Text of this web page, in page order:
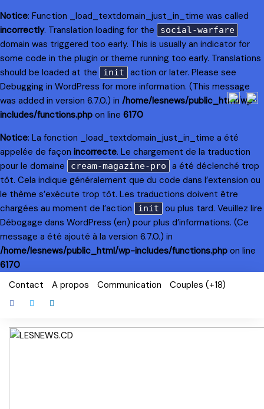
Notice: Function _load_textdomain_just_in_time was called
incorrectly. Translation loading for the social-warfare
domain was triggered too early. This is usually an indicator for
some code in the plugin or theme running too early. Translations
should be loaded at the
init
action or later. Please see
Debugging in WordPress for more information. (This message
was added in version 6.7.0.) in /home/lesnews/public_html/wp-
includes/functions.php on line 6170
Notice: La fonction _load_textdomain_just_in_time a été
appelée de façon incorrecte. Le chargement de la traduction
pour le domaine
cream-magazine-pro
a été déclenché trop
tôt. Cela indique généralement que du code dans l’extension ou
le thème s’exécute trop tôt. Les traductions doivent être
chargées au moment de l’action
init
ou plus tard. Veuillez lire
Débogage dans WordPress (en) pour plus d’informations. (Ce
message a été ajouté à la version 6.7.0.) in
/home/lesnews/public_html/wp-includes/functions.php on line
6170
Skip
content
Contact A propos Communication Couples (+18)